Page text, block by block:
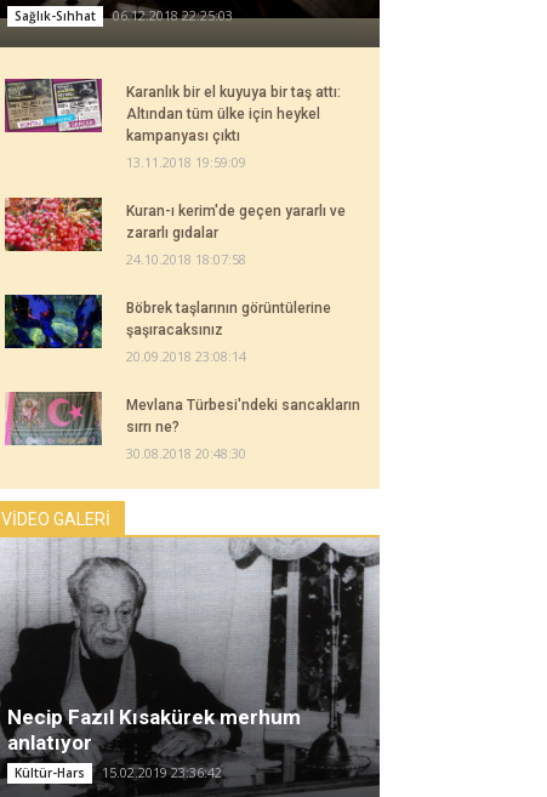
Sağlık-Sıhhat 06.12.2018 22:25:03
Karanlık bir el kuyuya bir taş attı:
Altından tüm ülke için heykel
kampanyası çıktı
13.11.2018 19:59:09
Kuran-ı kerim'de geçen yararlı ve
zararlı gıdalar
24.10.2018 18:07:58
Böbrek taşlarının görüntülerine
şaşıracaksınız
20.09.2018 23:08:14
Mevlana Türbesi'ndeki sancakların
sırrı ne?
30.08.2018 20:48:30
VİDEO GALERİ
Necip Fazıl Kısakürek merhum
anlatıyor
Kültür-Hars 15.02.2019 23:36:42